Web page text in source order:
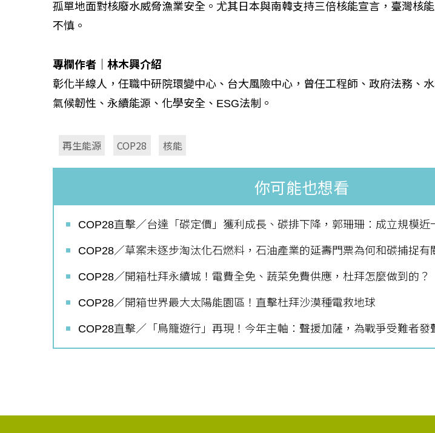
孤單地面對核廢水威脅漁業安全。尤其日本與南韓支持三倍核能宣言，臺灣核
不慎。
專欄作者｜林木興介紹
彰化半線人，任職中研院環變中心、台大風險中心，曾任工程師、政府法務、
氣候韌性、永續能源、化學安全、ESG法制。
再生能源 COP28 核能
你可能也想看
COP28直擊／台達「碳定價」獲利成長、碳排下降，郭珊珊：成立規模近
COP28／草案未逐步淘汰化石燃料，石油產業的延壽門票為何和碳捕捉有
COP28／開箱杜拜永續城！電費全免、蔬菜免費供應，杜拜怎麼做到的？
COP28／開箱世界最大太陽能園區！直擊杜拜沙漠種電救地球
COP28直擊／「鳥籠遊行」再現！今年主軸：聲援加薩，為戰爭受難者發